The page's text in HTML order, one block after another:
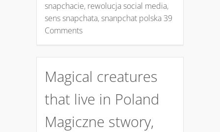
snapchacie, rewolucja social media,
sens snapchata,snanpchat polska 39
Comments
Magical creatures
that live in Poland
Magiczne stwory,